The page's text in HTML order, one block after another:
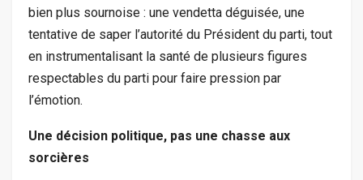
bien plus sournoise : une vendetta déguisée, une
tentative de saper l’autorité du Président du parti, tout
en instrumentalisant la santé de plusieurs figures
respectables du parti pour faire pression par
l’émotion.
Une décision politique, pas une chasse aux
sorcières